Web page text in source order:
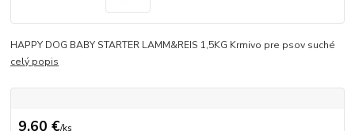
HAPPY DOG BABY STARTER LAMM&REIS 1,5KG Krmivo pre psov suché
celý popis
9,60 €/ks